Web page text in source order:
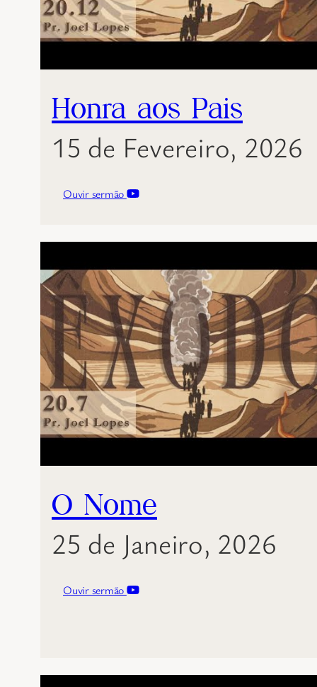
Honra aos Pais
15 de Fevereiro, 2026
Ouvir sermão
O Nome
25 de Janeiro, 2026
Ouvir sermão